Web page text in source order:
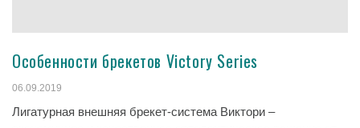
Особенности брекетов Victory Series
06.09.2019
Лигатурная внешняя брекет-система Виктори –